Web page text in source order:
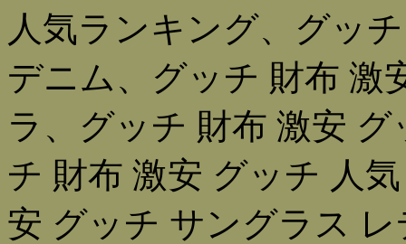
人気ランキング、グッ
デニム、グッチ 財布 激
ラ、グッチ 財布 激安
チ 財布 激安 グッチ 人
安 グッチ サングラス